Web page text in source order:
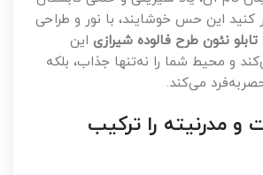
کنید این حس خوشایند، با نور و طراحی
تابلو نئون طرح فالوده شیرازی این
و محیط شما را نه‌تنها جذاب، بلکه
می‌کند.
مدرنیته را ترکیب